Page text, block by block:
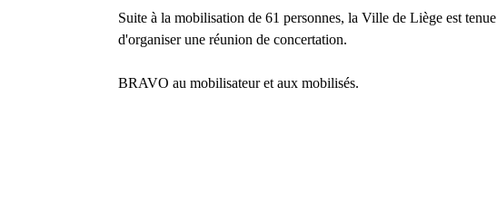
Suite à la mobilisation de 61 personnes, la Ville de Liège est tenue
d'organiser une réunion de concertation.
BRAVO au mobilisateur et aux mobilisés.